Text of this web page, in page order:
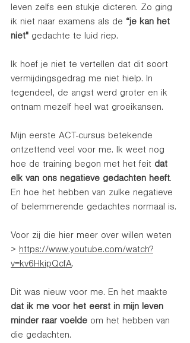
leven zelfs een stukje dicteren. Zo ging
ik niet naar examens als de “je kan het
niet" gedachte te luid riep.
Ik hoef je niet te vertellen dat dit soort
vermijdingsgedrag me niet hielp. In
tegendeel, de angst werd groter en ik
ontnam mezelf heel wat groeikansen.
Mijn eerste ACT-cursus betekende
ontzettend veel voor me. Ik weet nog
hoe de training begon met het feit dat
elk van ons negatieve gedachten heeft.
En hoe het hebben van zulke negatieve
of belemmerende gedachtes normaal is.
Voor zij die hier meer over willen weten
> https://www.youtube.com/watch?
v=kv6HkipQcfA.
Dit was nieuw voor me. En het maakte
dat ik me voor het eerst in mijn leven
minder raar voelde om het hebben van
die gedachten.